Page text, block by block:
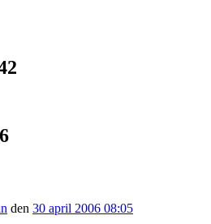
den 30 april 2006 08:05